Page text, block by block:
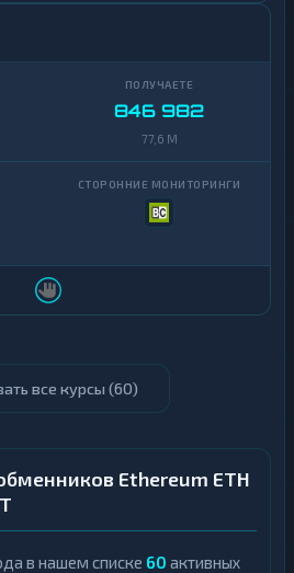
846 982
77,6 M
все курсы (60)
Ethereum ETH
в нашем списке 60 активных